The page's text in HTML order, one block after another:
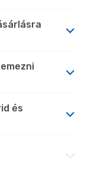
és